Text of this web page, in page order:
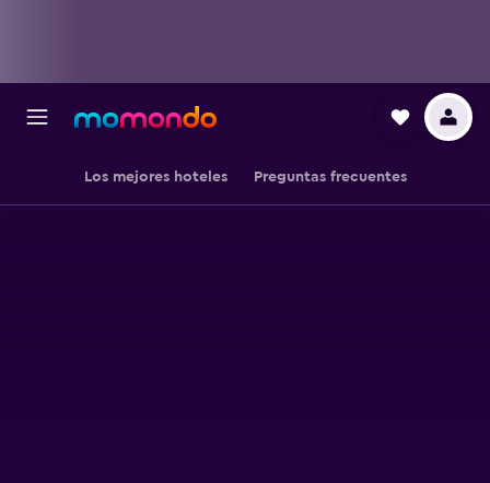
Los mejores hoteles Preguntas frecuentes